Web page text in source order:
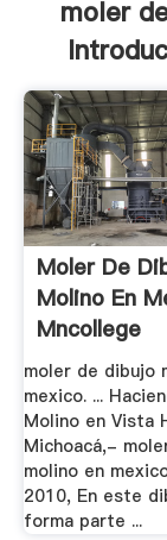
moler
Moler De
Molino En
Mncollege
moler de dibujo
mexico. ...
Molino en Vista
Michoacá,-
molino en
2010, En este
forma parte ...